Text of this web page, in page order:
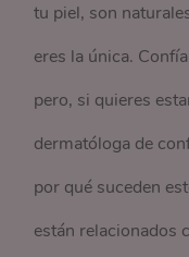
tu piel, son
eres la única.
pero, si quieres
dermatóloga de
por qué suceden
están relacionados